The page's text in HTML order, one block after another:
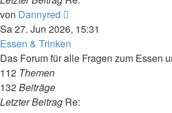
von Dannyred
Beitrag
Sa 27. Jun 2026, 15:31
Essen & Trinken
Das Forum für alle Fragen zum Essen
112 Themen
132Beiträge
Letzter Beitrag Re: